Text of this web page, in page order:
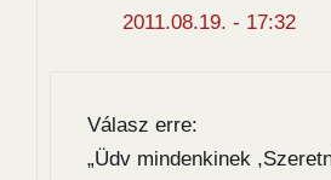
2011.08.19. - 17:32
Válasz erre:
„Üdv mindenkinek